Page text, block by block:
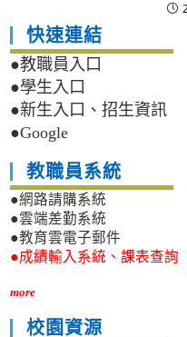
快速連結
●教職員入口
●學生入口
●新生入口、招生資訊
●Google
教職員系統
●網路請購系統
●雲端差勤系統
●教育雲電子郵件
●成績輸入系統、課表查詢
more
校園資源